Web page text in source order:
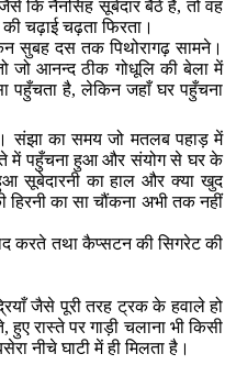
कि नैनसिंह सूबेदार बैठे हैं,तो वह
चढ़ाई चढ़ता फिरता।
सुबह दस तक पिथोरागढ़ सामने।
जो आनन्द ठीक गोधूलि की बेला में
पहुँचता है,लेकिन जहाँ घर पहुँचना
संझा का समय जो मतलब पहाड़ में
में पहुँचना हुआ और संयोग से घर के
सूबेदारनी का हाल और क्या खुद
का सा चौंकना अभी तक नहीं
करते तथा कैप्सटन की सिगरेट की
जैसे पूरी तरह ट्रक के हवाले हो
,हुए रास्ते पर गाड़ी चलाना भी किसी
नीचे घाटी में ही मिलता है।